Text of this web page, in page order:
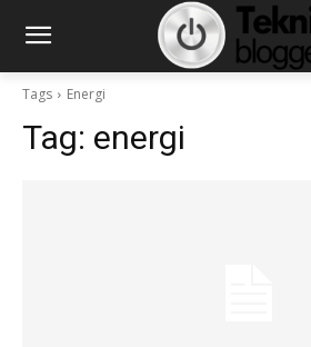
Tags Energi
Tag: energi